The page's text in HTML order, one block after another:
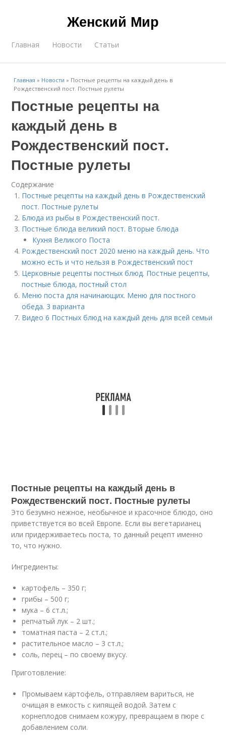
Женский Мир
Главная Новости Статьи
Главная » Новости » Постные рецепты на каждый день в
Рождественский пост. Постные рулеты
Постные рецепты на
каждый день в
Рождественский пост.
Постные рулеты
Содержание
Постные рецепты на каждый день в Рождественский
пост. Постные рулеты
Блюда из рыбы в Рождественский пост.
Постные блюда великий пост. Вторые блюда
Кухня Великого Поста
Рождественский пост 2020 меню на каждый день. Что
можно есть и что нельзя в Рождественский пост
Церковные рецепты постных блюд. Постные рецепты,
постные блюда, постный стол
Меню поста для начинающих. Меню для постного
обеда. 3 варианта
Видео 6 Постных блюд на каждый день для всей семьи
Постные рецепты на каждый день в
Рождественский пост. Постные рулеты
Это безумно нежное, необычное и красочное блюдо, оно
приветствуется во всей Европе. Если вы вегетарианец
или придерживаетесь поста, то данный рецепт именно
то, что нужно.
Ингредиенты:
картофель – 350 г;
грибы – 500 г;
мука – 6 ст.л.;
репчатый лук – 2 шт.;
томатная паста – 2 ст.л.;
растительное масло – 3 ст.л.;
соль, перец – по своему вкусу.
Приготовление:
Промываем картофель, отправляем вариться, не
очищая в емкость с кипящей водой. Затем с
корнеплодов снимаем кожуру, превращаем в пюре с
добавлением соли.